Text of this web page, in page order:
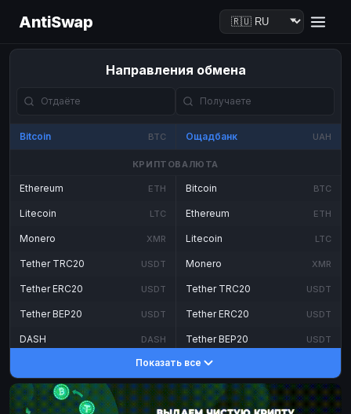
AntiSwap
Направления обмена
Bitcoin BTC Ощадбанк UAH
КРИПТОВАЛЮТА
Ethereum ETH
Litecoin LTC
Monero XMR
Tether TRC20 USDT
Tether ERC20 USDT
Tether BEP20 USDT
DASH DASH
TON
Dogecoin DOGE
Bitcoin BTC
Ethereum ETH
Litecoin LTC
Monero XMR
Tether TRC20 USDT
Tether ERC20 USDT
Tether BEP20 USDT
DASH
Toncoin TON
Показать все